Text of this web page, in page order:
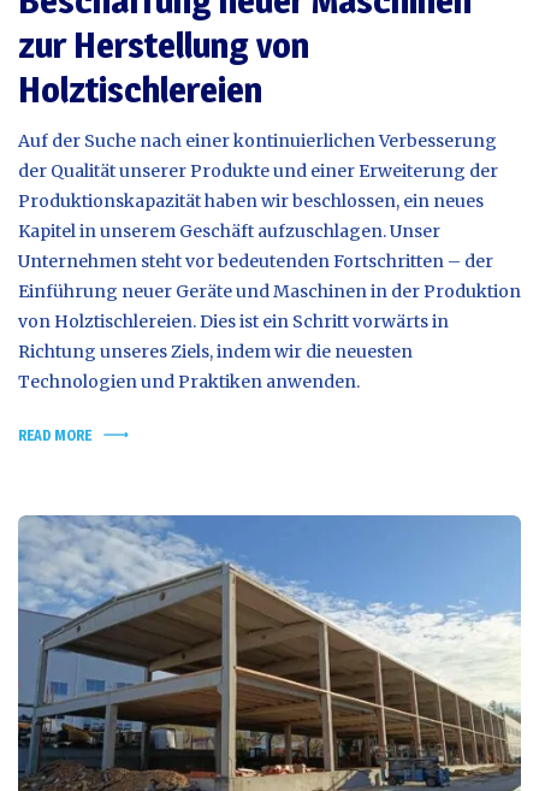
zur Herstellung von
Holztischlereien
Auf der Suche nach einer kontinuierlichen Verbesserung
der Qualität unserer Produkte und einer Erweiterung der
Produktionskapazität haben wir beschlossen, ein neues
Kapitel in unserem Geschäft aufzuschlagen. Unser
Unternehmen steht vor bedeutenden Fortschritten – der
Einführung neuer Geräte und Maschinen in der Produktion
von Holztischlereien. Dies ist ein Schritt vorwärts in
Richtung unseres Ziels, indem wir die neuesten
Technologien und Praktiken anwenden.
READ MORE